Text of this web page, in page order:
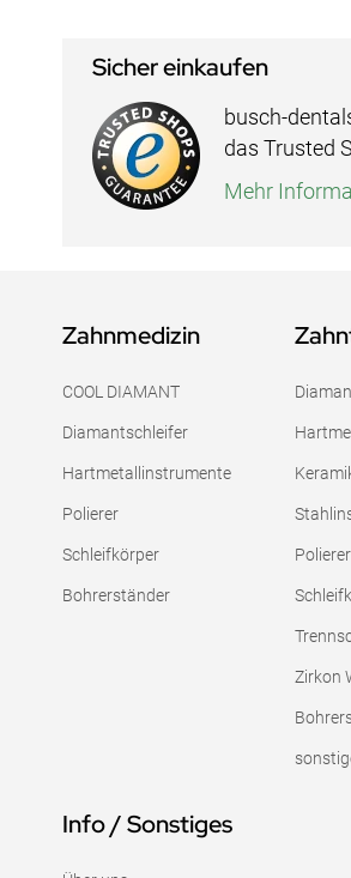
Sicher einkaufen
busch-
das Trusted
Mehr
Zahnmedizin
COOL DIAMANT
Diamantschleifer
Hartmetallinstrumente
Polierer
Schleifkörper
Bohrerständer
Polierer
Zirkon
Info / Sonstiges